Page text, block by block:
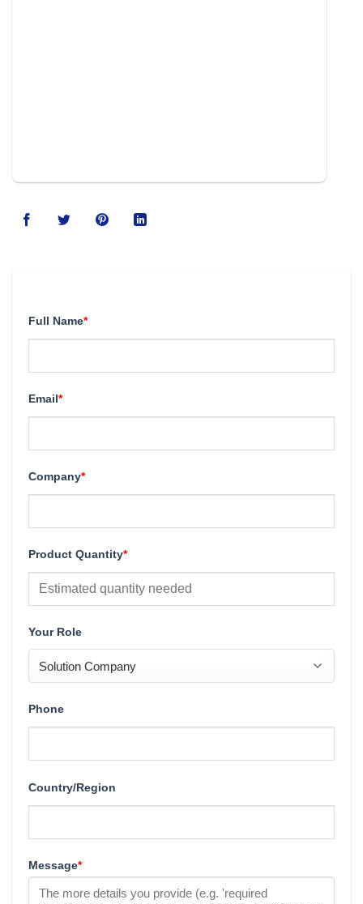
Full Name*
Email*
Company*
Product Quantity*
Your Role
Phone
Country/Region
Message*